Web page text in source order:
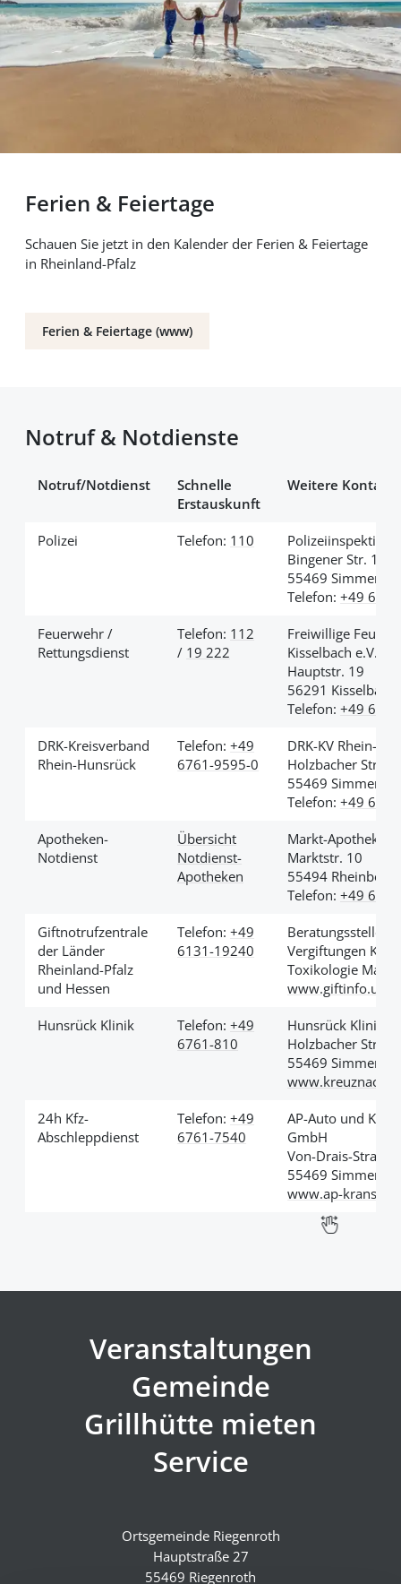
Ferien & Feiertage
Schauen Sie jetzt in den Kalender der Ferien & Feiertage
in Rheinland-Pfalz
Ferien & Feiertage (www)
Notruf & Notdienste
Notruf/Notdienst
Schnelle
Erstauskunft
Weitere
Polizei Telefon: 110
Polizeiinspektion
Bingener Str. 14
55469 Simmern
Telefon:+49
Feuerwehr /
Rettungsdienst
Telefon: 112
/ 19 222
Freiwillige
Kisselbach e.V.
Hauptstr. 19
56291 Kisselbach
Telefon:+49
DRK-Kreisverband
Rhein-Hunsrück
Telefon:+49
6761-9595-0
DRK-KV Rhein-
Holzbacher Str. 1
55469 Simmern
Telefon:+49
Apotheken-
Notdienst
Übersicht
Notdienst-
Apotheken
Markt-Apotheke
Marktstr. 10
55494
Telefon:+49
Giftnotrufzentrale
der Länder
Rheinland-Pfalz
und Hessen
Telefon:+49
6131-19240
Beratungsstelle
Vergiftungen
Toxikologie Mainz
www.giftinfo.uni-
Hunsrück Klinik Telefon:+49
6761-810
Hunsrück Klinik
Holzbacher Str. 1
55469 Simmern
24h Kfz-
Abschleppdienst
Telefon:+49
6761-7540
AP-Auto und
GmbH
Von-Drais-Straße
55469 Simmern
www.ap-
Veranstaltungen
Gemeinde
Grillhütte mieten
Service
Ortsgemeinde Riegenroth
Hauptstraße 27
55469 Riegenroth